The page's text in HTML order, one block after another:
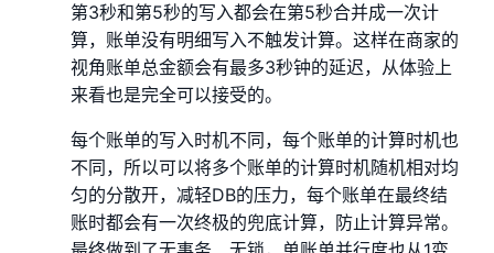
第3秒和第5秒的写入都会在第5秒合并成一次计
算，账单没有明细写入不触发计算。这样在商家的
视角账单总金额会有最多3秒钟的延迟，从体验上
来看也是完全可以接受的。
每个账单的写入时机不同，每个账单的计算时机也
不同，所以可以将多个账单的计算时机随机相对均
匀的分散开，减轻DB的压力，每个账单在最终结
账时都会有一次终极的兜底计算，防止计算异常。